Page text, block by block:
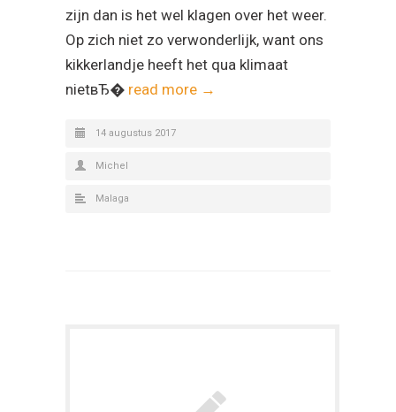
zijn dan is het wel klagen over het weer.
Op zich niet zo verwonderlijk, want ons
kikkerlandje heeft het qua klimaat
nietвЂ� read more →
14 augustus 2017
Michel
Malaga